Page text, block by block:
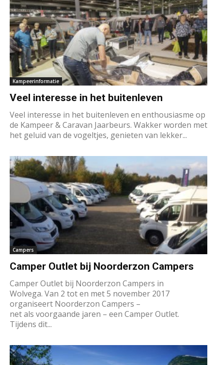
Kampeerinformatie
Veel interesse in het buitenleven
Veel interesse in het buitenleven en enthousiasme op
de Kampeer & Caravan Jaarbeurs. Wakker worden met
het geluid van de vogeltjes, genieten van lekker...
Campers
Camper Outlet bij Noorderzon Campers
Camper Outlet bij Noorderzon Campers in
Wolvega. Van 2 tot en met 5 november 2017
organiseert Noorderzon Campers –
net als voorgaande jaren – een Camper Outlet.
Tijdens dit...